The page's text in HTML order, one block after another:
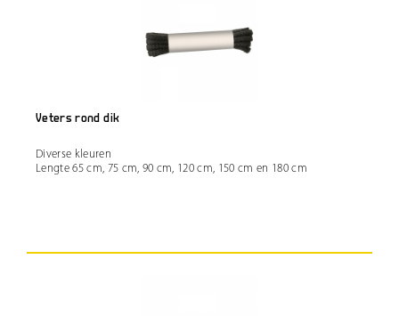
Veters rond dik
Diverse kleuren
Lengte 65 cm, 75 cm, 90 cm, 120 cm, 150 cm en 180 cm